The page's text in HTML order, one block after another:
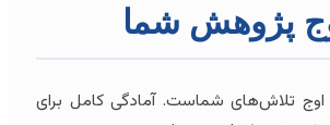
پژوهش شما
تلاش‌های شماست. آمادگی کامل برای